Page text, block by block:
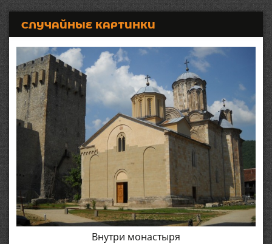
СЛУЧАЙНЫЕ КАРТИНКИ
Внутри монастыря